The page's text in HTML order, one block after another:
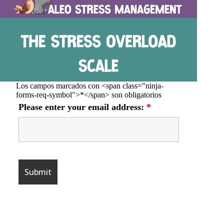
Los campos marcados con <span class="ninja-
forms-req-symbol">*</span> son obligatorios
Please enter your email address: *